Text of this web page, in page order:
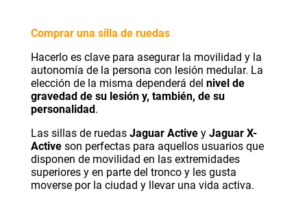
Comprar una silla de ruedas
Hacerlo es clave para asegurar la movilidad y la
autonomía de la persona con lesión medular. La
elección de la misma dependerá del nivel de
gravedad de su lesión y, también, de su
personalidad.
Las sillas de ruedas Jaguar Active y Jaguar X-
Active son perfectas para aquellos usuarios que
disponen de movilidad en las extremidades
superiores y en parte del tronco y les gusta
moverse por la ciudad y llevar una vida activa.